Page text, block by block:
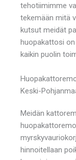
tehotiimimme
tekemään mitä
kutsut meidät
huopakattosi
kaikin puolin
Keski-
Meidän
hinnoitellaan